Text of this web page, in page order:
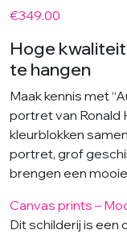
€349.00
Hoge
te hangen
Maak kennis met
portret van Ronald
kleurblokken
portret, grof
brengen een
Canvas prints –
Dit schilderij is een